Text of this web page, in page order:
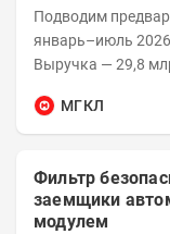
Подводим
январь–июль 2026 года. Ключевые
Выручка — 29,8 млрд рублей, рост в 2,5 раза к прошлому
МГКЛ
Фильтр
заемщики
модулем